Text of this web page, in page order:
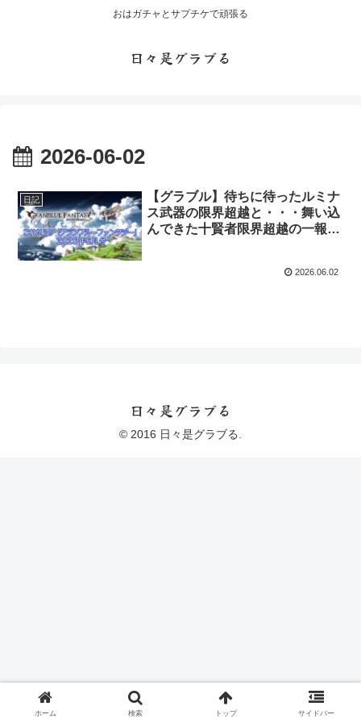
おはガチャとサプチケで頑張る
日々是グラブる
2026-06-02
日記
【グラブル】待ちに待ったルミナ
ス武器の限界超越と・・・舞い込
んできた十賢者限界超越の一報
2026.06.02
日々是グラブる
© 2016 日々是グラブる.
ホーム 検索 トップ サイドバー